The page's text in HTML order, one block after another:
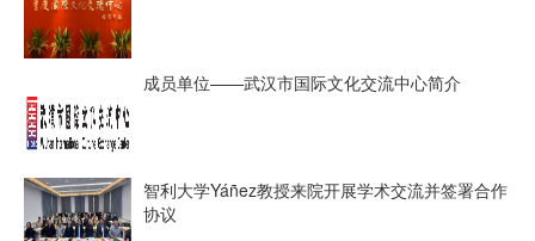
成员单位——武汉市国际文化交流中心简介
智利大学Yáñez教授来院开展学术交流并签署合作
协议